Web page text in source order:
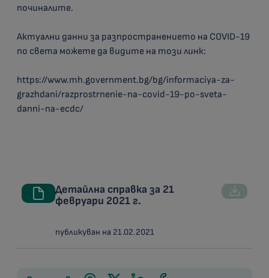
починалите.
Актуални данни за разпространението на COVID-19
по света можете да видите на този линк:
https://www.mh.government.bg/bg/informaciya-za-
grazhdani/razprostrnenie-na-covid-19-po-sveta-
danni-na-ecdc/
Детайлна справка за 21
февруари 2021 г.
публикуван на 21.02.2021